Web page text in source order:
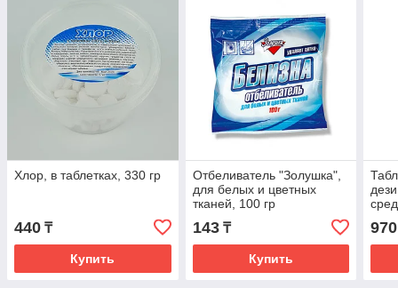
Хлор, в таблетках, 330 гр
440 ₸
Купить
Отбеливатель "Золушка",
для белых и цветных
тканей, 100 гр
143₸
Купить
970